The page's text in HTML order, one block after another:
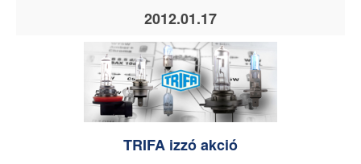
2012.01.17
TRIFA izzó akció